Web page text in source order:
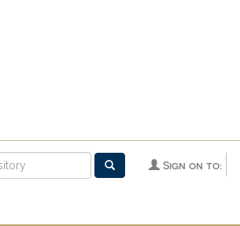
Sign on to: